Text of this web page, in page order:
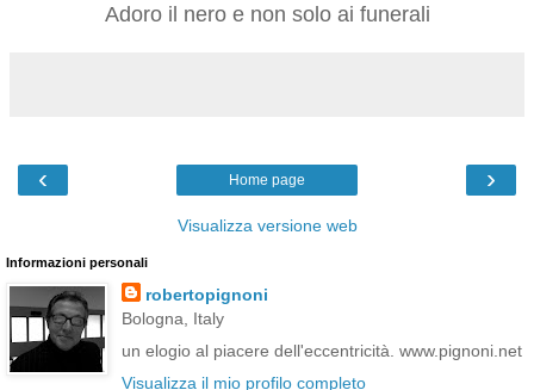
Adoro il nero e non solo ai funerali
‹ ›
Home page
Visualizza versione web
Informazioni personali
robertopignoni
Bologna, Italy
un elogio al piacere dell'eccentricità. www.pignoni.net
Visualizza il mio profilo completo